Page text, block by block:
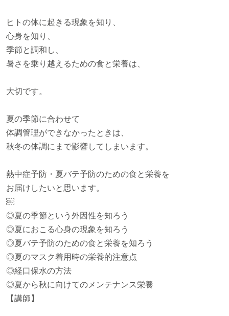
ヒトの体に起きる現象を知り、
心身を知り、
季節と調和し、
暑さを乗り越えるための食と栄養は、
大切です。
夏の季節に合わせて
体調管理ができなかったときは、
秋冬の体調にまで影響してしまいます。
熱中症予防・夏バテ予防のための食と栄養を
お届けしたいと思います。
￼
◎夏の季節という外因性を知ろう
◎夏におこる心身の現象を知ろう
◎夏バテ予防のための食と栄養を知ろう
◎夏のマスク着用時の栄養的注意点
◎経口保水の方法
◎夏から秋に向けてのメンテナンス栄養
【講師】